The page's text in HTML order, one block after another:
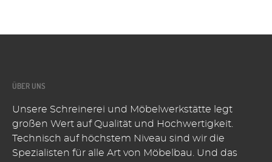
ÜBER UNS
Unsere Schreinerei und Möbelwerkstätte legt
großen Wert auf Qualität und Hochwertigkeit.
Technisch auf höchstem Niveau sind wir die
Spezialisten für alle Art von Möbelbau. Und das